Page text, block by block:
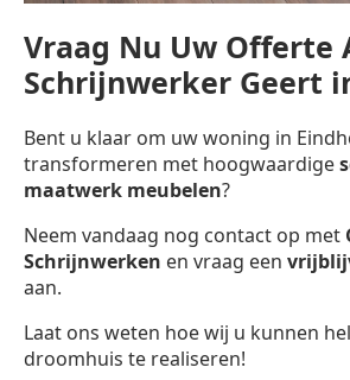
Vraag Nu Uw Offerte
Schrijnwerker Geert
Bent u klaar om uw woning in
transformeren met hoogwaardige
maatwerk meubelen?
Neem vandaag nog contact op met
Schrijnwerken en vraag een
aan.
Laat ons weten hoe wij u kunnen
droomhuis te realiseren!